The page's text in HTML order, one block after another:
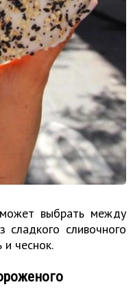
выбрать между
сладкого сливочного
и чеснок.